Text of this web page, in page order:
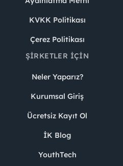
KVKK Politikası
Çerez Politikası
ŞIRKETLER İÇIN
Neler Yaparız?
Kurumsal Giriş
Ücretsiz Kayıt Ol
İK Blog
YouthTech